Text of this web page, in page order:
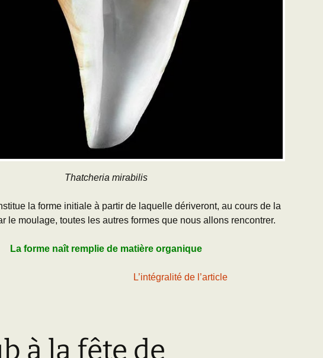
Thatcheria mirabilis
la forme initiale à partir de laquelle dériveront, au cours de la
le moulage, toutes les autres formes que nous allons rencontrer.
La forme naît remplie de matière organique
L’intégralité de l’article
à la fête de